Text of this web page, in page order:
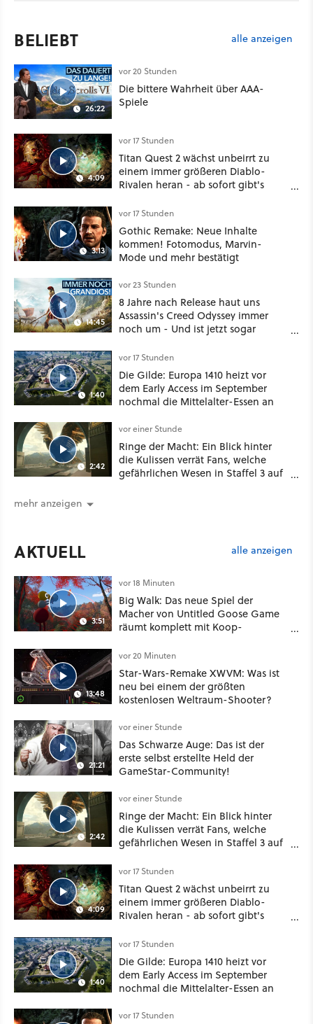
BELIEBT alle anzeigen
26:22
vor 20 Stunden
Die bittere Wahrheit über AAA-
Spiele
4:09
vor 17 Stunden
Titan Quest 2 wächst unbeirrt zu
einem immer größeren Diablo-
Rivalen heran - ab sofort gibt's
Klasse
3:13
vor 17 Stunden
Gothic Remake: Neue Inhalte
kommen! Fotomodus, Marvin-
Mode und mehr bestätigt
14:45
vor 23 Stunden
8 Jahre nach Release haut uns
Assassin's Creed Odyssey immer
noch um - Und ist jetzt sogar
1:40
vor 17 Stunden
Die Gilde: Europa 1410 heizt vor
dem Early Access im September
nochmal die Mittelalter-Essen an
2:42
vor einer Stunde
Ringe der Macht: Ein Blick hinter
die Kulissen verrät Fans, welche
gefährlichen Wesen in Staffel 3 auf
mehr anzeigen
AKTUELL alle anzeigen
3:51
vor 18 Minuten
Big Walk: Das neue Spiel der
Macher von Untitled Goose Game
räumt komplett mit Koop-
13:48
vor 20 Minuten
Star-Wars-Remake XWVM: Was ist
neu bei einem der größten
kostenlosen Weltraum-Shooter?
21:21
vor einer Stunde
Das Schwarze Auge: Das ist der
erste selbst erstellte Held der
GameStar-Community!
2:42
vor einer Stunde
Ringe der Macht: Ein Blick hinter
die Kulissen verrät Fans, welche
gefährlichen Wesen in Staffel 3 auf
4:09
vor 17 Stunden
Titan Quest 2 wächst unbeirrt zu
einem immer größeren Diablo-
Rivalen heran - ab sofort gibt's
Klasse
1:40
vor 17 Stunden
Die Gilde: Europa 1410 heizt vor
dem Early Access im September
nochmal die Mittelalter-Essen an
vor 17 Stunden